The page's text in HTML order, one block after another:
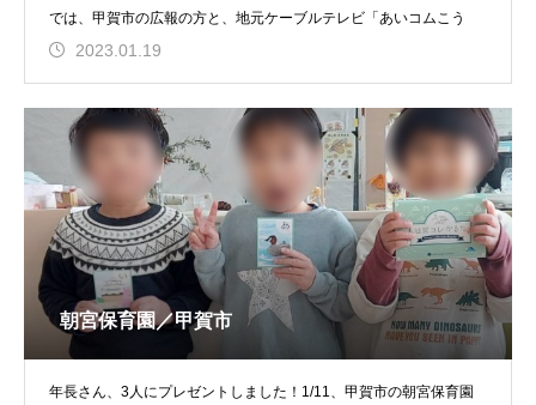
では、甲賀市の広報の方と、地元ケーブルテレビ「あいコムこう
2023.01.19
朝宮保育園／甲賀市
年長さん、3人にプレゼントしました！1/11、甲賀市の朝宮保育園